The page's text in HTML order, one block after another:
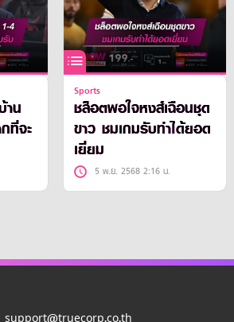
าน
ที่จะ
Sports
ชล็อตพอใจหงส์เฉือนชุด
ขาว ชมเกมรับทำได้ยอด
เยี่ยม
5 พ.ย. 2568 2:16 น.